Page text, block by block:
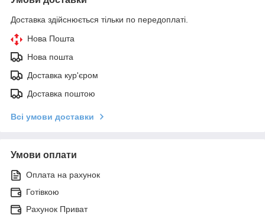
Доставка здійснюється тільки по передоплаті.
Нова Пошта
Нова пошта
Доставка кур'єром
Доставка поштою
Всі умови доставки
Умови оплати
Оплата на рахунок
Готівкою
Рахунок Приват